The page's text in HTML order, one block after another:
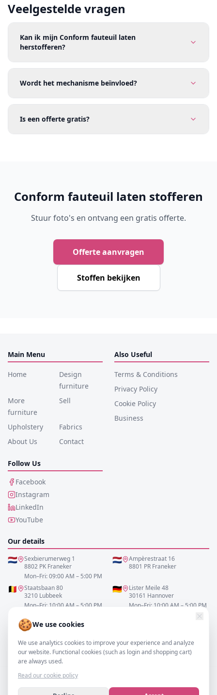
Veelgestelde vragen
Kan ik mijn Conform fauteuil laten
herstofferen?
Wordt het mechanisme beïnvloed?
Is een offerte gratis?
Conform fauteuil laten stofferen
Stuur foto's en ontvang een gratis offerte.
Offerte aanvragen
Stoffen bekijken
🍪We use cookies
We use analytics cookies to improve your experience and analyze
our website. Functional cookies (such as login and shopping cart)
are always used.
Read our cookie policy
Main Menu
Home
Design
furniture
More
furniture
Sell
Upholstery
Fabrics
About Us
Contact
Also Useful
Terms & Conditions
Privacy Policy
Cookie Policy
Business
Follow Us
Facebook
Instagram
LinkedIn
YouTube
Our details
🇳🇱
Sexbierumerweg 1
8802 PK Franeker
Mon–Fri: 09:00 AM – 5:00 PM
🇳🇱
Ampèrestraat 16
8801 PR Franeker
🇧🇪
Staatsbaan 80
3210 Lubbeek
Mon–Fri: 10:00 AM – 5:00 PM
🇩🇪
Lister Meile 48
30161 Hannover
Mon–Fri: 10:00 AM – 5:00 PM
0517-700521
info@resofa.nl